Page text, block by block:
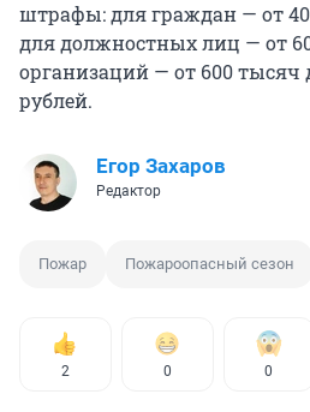
штрафы: для граждан — от
для должностных лиц — от
организаций — от 600 тысяч
рублей.
Егор Захаров
Редактор
Пожар Пожароопасный сезон
2 0 0